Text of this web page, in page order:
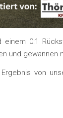
und gewannen
von